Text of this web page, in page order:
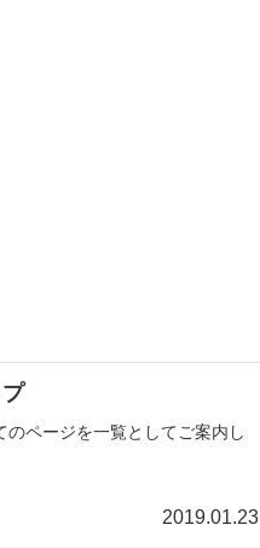
ページを一覧としてご案内し
2019.01.23